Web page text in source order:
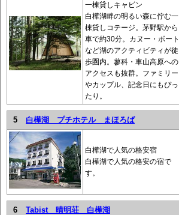
一棟貸しキャビン
白樺湖畔の明るい森に佇む一
棟貸しコテージ。茅野駅から
車で約30分。カヌー・ボート
など湖のアクティビティが徒
歩圏内。蓼科・車山高原への
アクセスも抜群。ファミリー
やカップル、記念日にもぴっ
たり。
5 白樺湖 プチホテル まほろば
白樺湖で人気の格安宿
白樺湖で人気の格安の宿で
す。
6 Tabist 晴明荘 白樺湖